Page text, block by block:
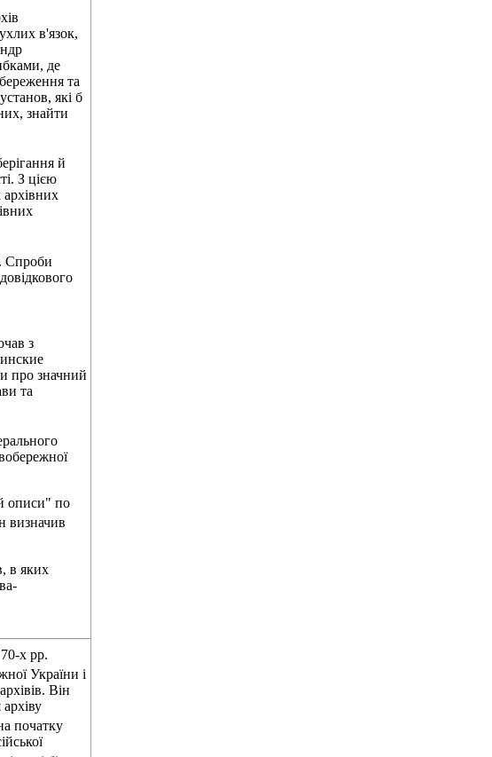
в'язок,
де
та
якi б
знайти
й
З цiєю
архiвних
Спроби
з
про значний
та
описи" по
визначив
в яких
х pp.
України i
Вiн
архiву
початку